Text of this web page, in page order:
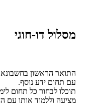
מסלול דו-חוגי
התואר הראשון
עם תחום ידע נוסף.
תוכלו לבחור כל תחום
מציעה וללמוד אותו עם